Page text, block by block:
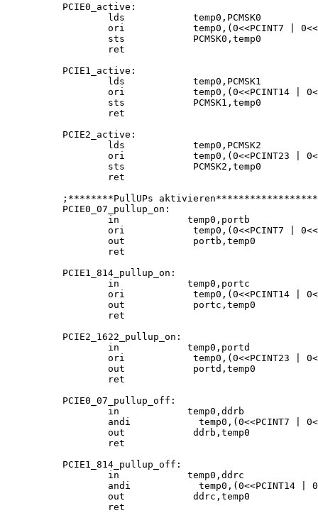
PCIE0_active:
        lds            temp0,PCMSK0
ori            temp0,(0<<PCINT7 |
        sts            PCMSK0,temp0
        ret
PCIE1_active:
        lds            temp0,PCMSK1
ori            temp0,(0<<PCINT14 |
        sts            PCMSK1,temp0
        ret
PCIE2_active:
        lds            temp0,PCMSK2
ori            temp0,(0<<PCINT23 |
        sts            PCMSK2,temp0
        ret
;********PullUPs
PCIE0_07_pullup_on:
        in            temp0,portb
ori            temp0,(0<<PCINT7 |
        out            portb,temp0
        ret
PCIE1_814_pullup_on:
        in            temp0,portc
ori            temp0,(0<<PCINT14 |
        out            portc,temp0
        ret
PCIE2_1622_pullup_on:
        in            temp0,portd
ori            temp0,(0<<PCINT23 |
        out            portd,temp0
        ret
PCIE0_07_pullup_off:
        in            temp0,ddrb
andi            temp0,(0<<PCINT7 |
        out            ddrb,temp0
        ret
PCIE1_814_pullup_off:
        in            temp0,ddrc
andi            temp0,(0<<PCINT14 |
        out            ddrc,temp0
        ret